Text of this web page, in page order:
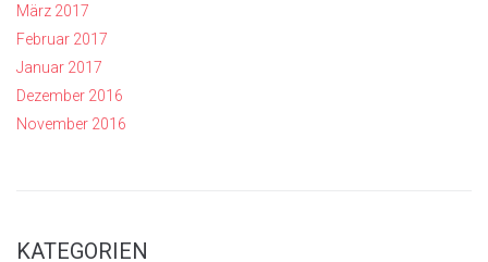
März 2017
Februar 2017
Januar 2017
Dezember 2016
November 2016
KATEGORIEN